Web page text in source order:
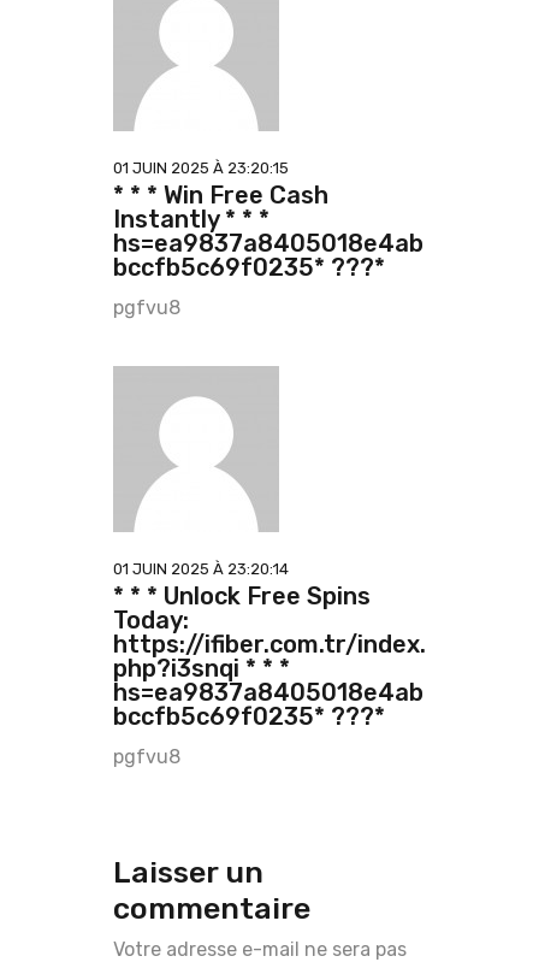
01 JUIN 2025 À 23:20:15
* * * Win Free Cash
Instantly* * *
hs=ea9837a8405018e4ab
bccfb5c69f0235* ???*
pgfvu8
01 JUIN 2025 À 23:20:14
* * * Unlock Free Spins
Today:
https://ifiber.com.tr/index.
php?i3snqi * * *
hs=ea9837a8405018e4ab
bccfb5c69f0235* ???*
pgfvu8
Laisser un
commentaire
Votre adresse e-mail ne sera pas